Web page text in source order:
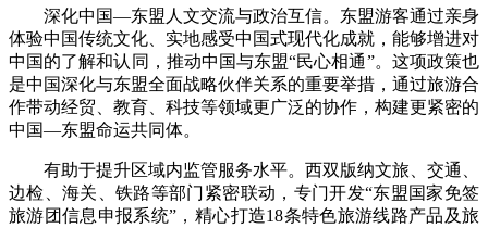
深化中国—东盟人文交流与政治互信。东盟游客通过亲身
体验中国传统文化、实地感受中国式现代化成就，能够增进对
中国的了解和认同，推动中国与东盟“民心相通”。这项政策也
是中国深化与东盟全面战略伙伴关系的重要举措，通过旅游合
作带动经贸、教育、科技等领域更广泛的协作，构建更紧密的
中国—东盟命运共同体。
有助于提升区域内监管服务水平。西双版纳文旅、交通、
边检、海关、铁路等部门紧密联动，专门开发“东盟国家免签
旅游团信息申报系统”，精心打造18条特色旅游线路产品及旅